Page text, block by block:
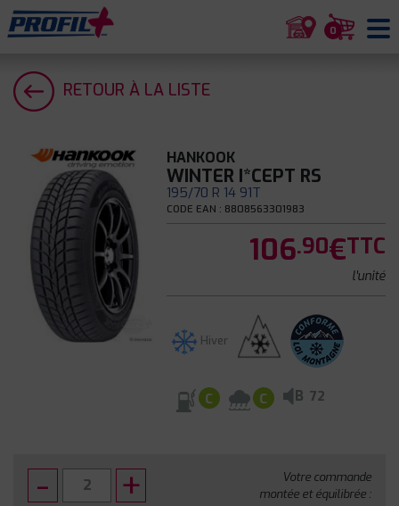
0
RETOUR À LA LISTE
HANKOOK
WINTER I*CEPT RS
195/70 R 14 91T
CODE EAN : 8808563301983
106.90€TTC
l'unité
Hiver
C C B 72
Votre commande
montée et équilibrée :